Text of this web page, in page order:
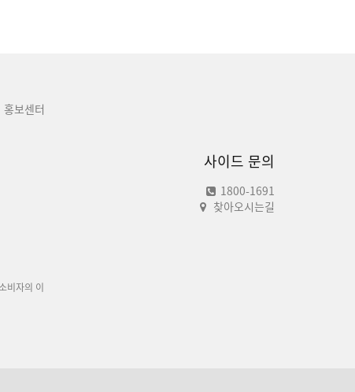
홍보센터
사이드 문의
1800-1691
찾아오시는길
비자의 이